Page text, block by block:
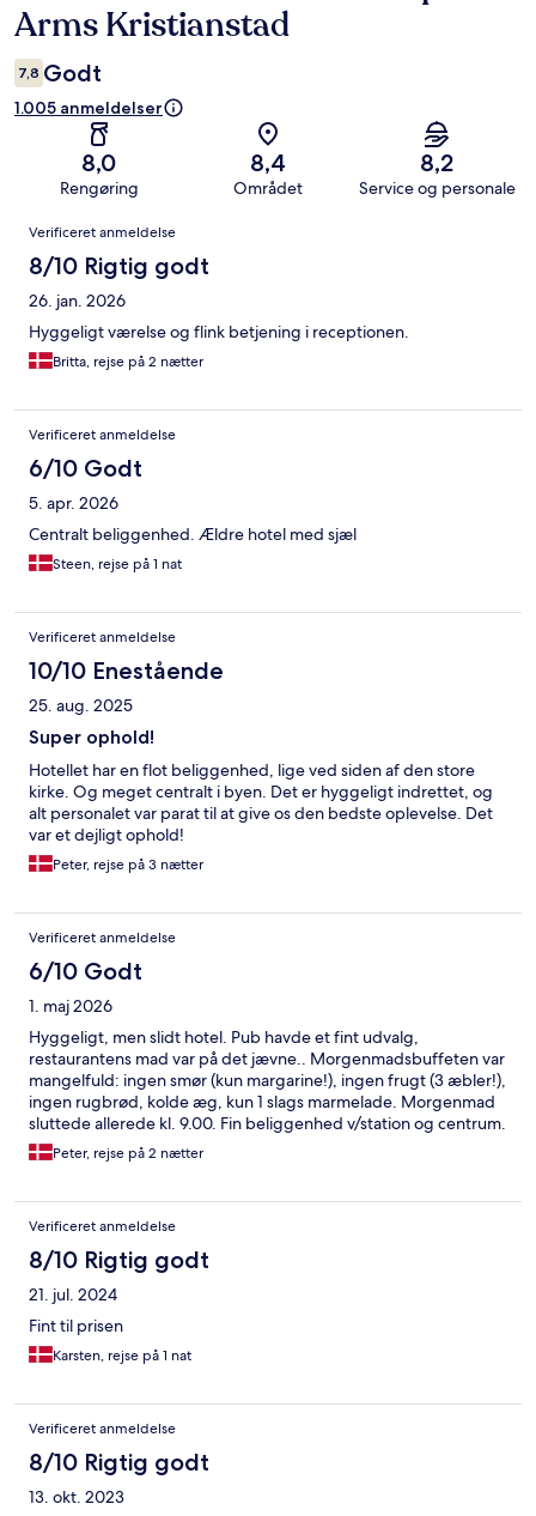
Arms Kristianstad
7,8 Godt
1.005 anmeldelser
8,0
Rengøring
8,4
Området
8,2
Service og personale
Anmeldelser
Verificeret anmeldelse
8/10 Rigtig godt
26. jan. 2026
Hyggeligt værelse og flink betjening i receptionen.
Britta, rejse på 2 nætter
Verificeret anmeldelse
6/10 Godt
5. apr. 2026
Centralt beliggenhed. Ældre hotel med sjæl
Steen, rejse på 1 nat
Verificeret anmeldelse
10/10 Enestående
25. aug. 2025
Super ophold!
Hotellet har en flot beliggenhed, lige ved siden af den store
kirke. Og meget centralt i byen. Det er hyggeligt indrettet, og
alt personalet var parat til at give os den bedste oplevelse. Det
var et dejligt ophold!
Peter, rejse på 3 nætter
Verificeret anmeldelse
6/10 Godt
1. maj 2026
Hyggeligt, men slidt hotel. Pub havde et fint udvalg,
restaurantens mad var på det jævne.. Morgenmadsbuffeten var
mangelfuld: ingen smør (kun margarine!), ingen frugt (3 æbler!),
ingen rugbrød, kolde æg, kun 1 slags marmelade. Morgenmad
sluttede allerede kl. 9.00. Fin beliggenhed v/station og centrum.
Peter, rejse på 2 nætter
Verificeret anmeldelse
8/10 Rigtig godt
21. jul. 2024
Fint til prisen
Karsten, rejse på 1 nat
Verificeret anmeldelse
8/10 Rigtig godt
13. okt. 2023